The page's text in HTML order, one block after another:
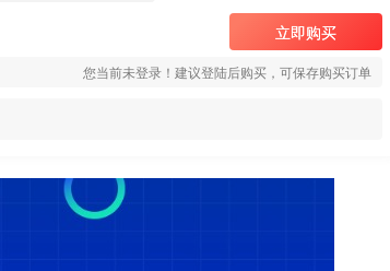
立即购买
您当前未登录！建议登陆后购买，可保存购买订单